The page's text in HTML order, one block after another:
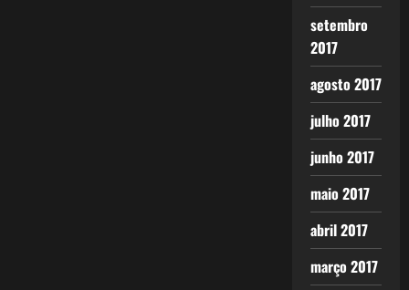
setembro
2017
agosto 2017
julho 2017
junho 2017
maio 2017
abril 2017
março 2017